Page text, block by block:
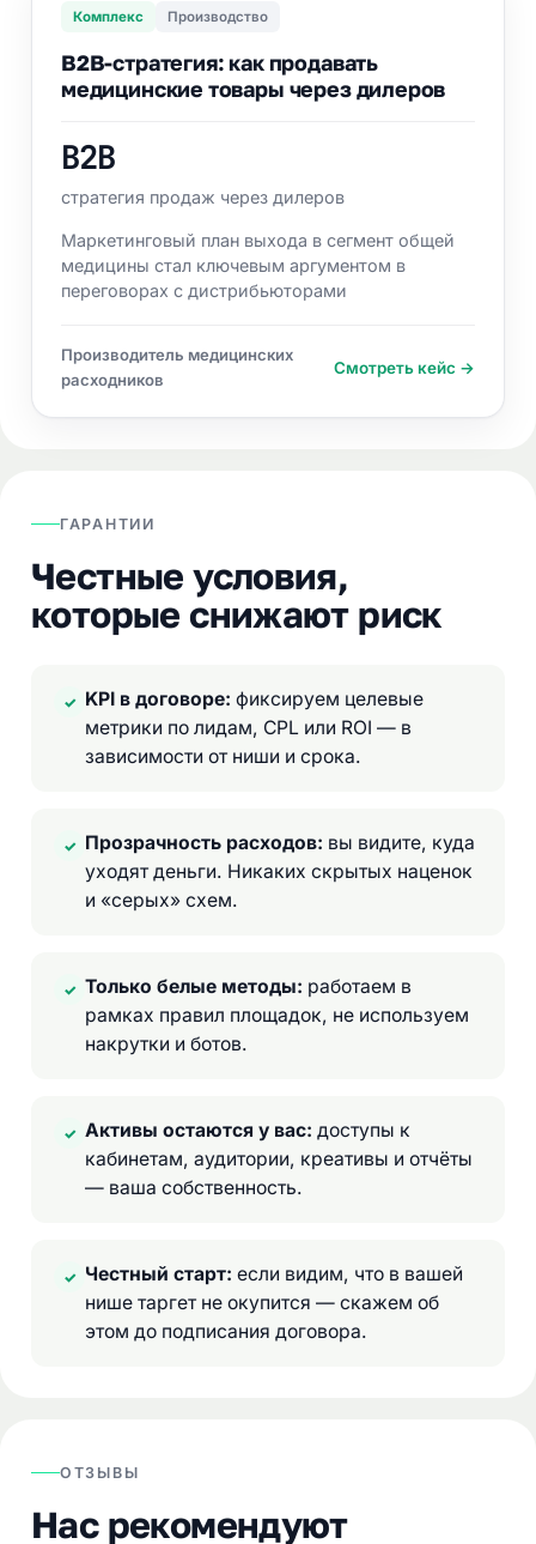
Комплекс Производство
B2B-стратегия: как продавать
медицинские товары через дилеров
B2B
стратегия продаж через дилеров
Маркетинговый план выхода в сегмент общей
медицины стал ключевым аргументом в
переговорах с дистрибьюторами
Производитель медицинских
расходников
Смотреть кейс →
ГАРАНТИИ
Честные условия,
которые снижают риск
✓ KPI в договоре: фиксируем целевые
метрики по лидам, CPL или ROI — в
зависимости от ниши и срока.
✓ Прозрачность расходов: вы видите, куда
уходят деньги. Никаких скрытых наценок
и «серых» схем.
✓ Только белые методы: работаем в
рамках правил площадок, не используем
накрутки и ботов.
✓ Активы остаются у вас: доступы к
кабинетам, аудитории, креативы и отчёты
— ваша собственность.
✓ Честный старт: если видим, что в вашей
нише таргет не окупится — скажем об
этом до подписания договора.
ОТЗЫВЫ
Нас рекомендуют